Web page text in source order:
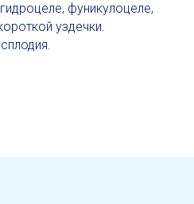
фуникулоцеле,
уздечки.